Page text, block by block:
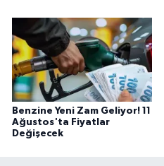
Benzine Yeni Zam Geliyor! 11
Ağustos'ta Fiyatlar
Değişecek